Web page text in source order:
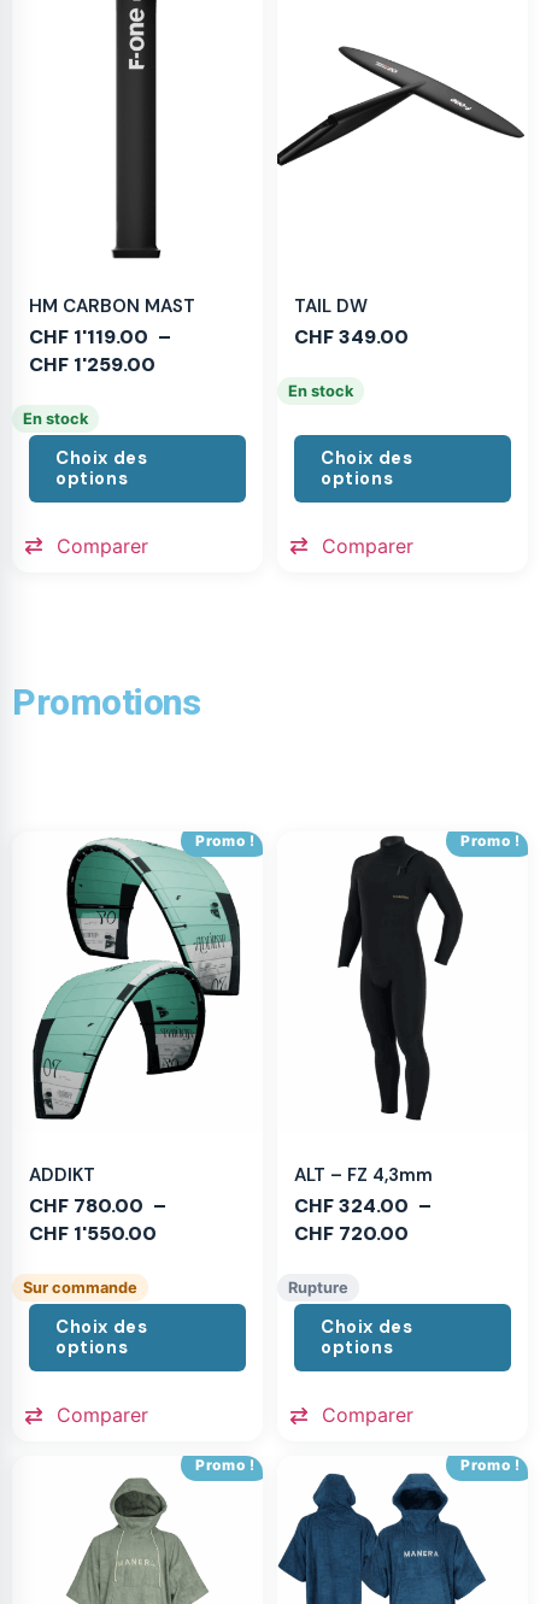
HM CARBON MAST
CHF 1'119.00 –
CHF 1'259.00
En stock
Choix des
options
Comparer
TAIL DW
CHF349.00
En stock
Choix des
options
Comparer
Promotions
Promo !
ADDIKT
CHF 780.00 –
CHF 1'550.00
Sur commande
Choix des
options
Comparer
Promo !
ALT – FZ 4,3mm
CHF324.00 –
CHF 720.00
Rupture
Choix des
options
Comparer
Promo ! Promo !